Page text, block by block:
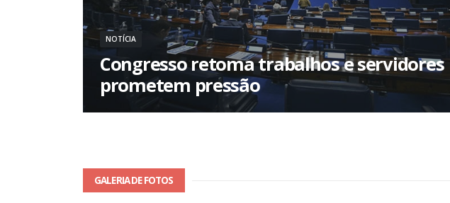
NOTÍCIA
Congresso retoma trabalhos e servidores
prometem pressão
GALERIA DE FOTOS